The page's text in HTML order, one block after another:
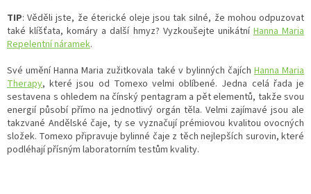
TIP: Věděli jste, že éterické oleje jsou tak silné, že mohou odpuzovat
také klíšťata, komáry a další hmyz? Vyzkoušejte unikátní Hanna Maria
Repelentní náramek.
Své umění Hanna Maria zužitkovala také v bylinných čajích Hanna Maria
Therapy, které jsou od Tomexo velmi oblíbené. Jedna celá řada je
sestavena s ohledem na čínský pentagram a pět elementů, takže svou
energií působí přímo na jednotlivý orgán těla. Velmi zajímavé jsou ale
takzvané Andělské čaje, ty se vyznačují prémiovou kvalitou ovocných
složek. Tomexo připravuje bylinné čaje z těch nejlepších surovin, které
podléhají přísným laboratorním testům kvality.